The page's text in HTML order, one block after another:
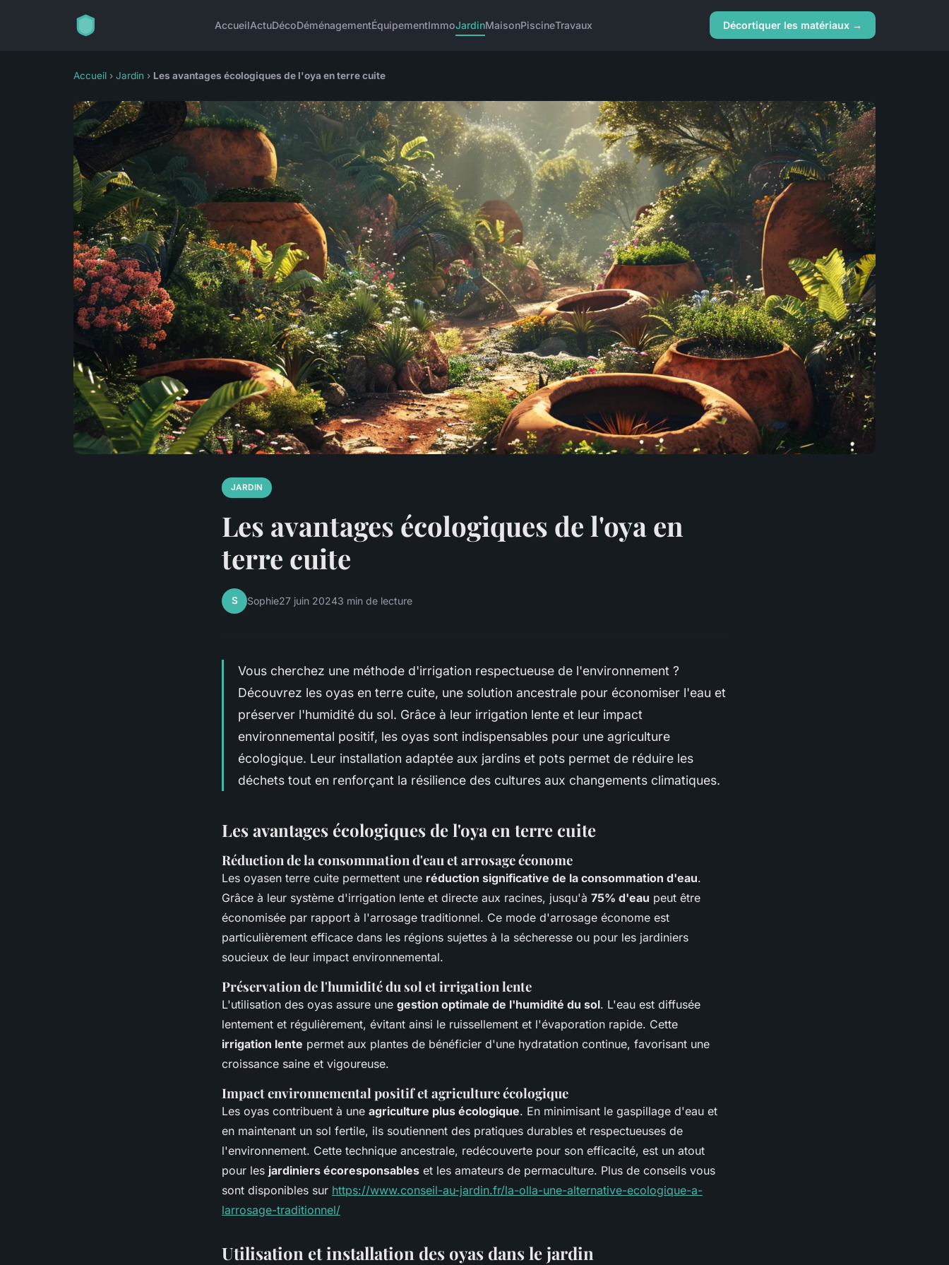
AccueilActuDécoDéménagementÉquipementImmoJardinMaisonPiscineTravaux Décortiquer les matériaux →
Accueil › Jardin › Les avantages écologiques de l'oya en terre cuite
JARDIN
Les avantages écologiques de l'oya en
terre cuite
S Sophie27 juin 20243 min de lecture
Vous cherchez une méthode d'irrigation respectueuse de l'environnement ?
Découvrez les oyas en terre cuite, une solution ancestrale pour économiser l'eau et
préserver l'humidité du sol. Grâce à leur irrigation lente et leur impact
environnemental positif, les oyas sont indispensables pour une agriculture
écologique. Leur installation adaptée aux jardins et pots permet de réduire les
déchets tout en renforçant la résilience des cultures aux changements climatiques.
Les avantages écologiques de l'oya en terre cuite
Réduction de la consommation d'eau et arrosage économe
Les oyasen terre cuite permettent une réduction significative de la consommation d'eau.
Grâce à leur système d'irrigation lente et directe aux racines, jusqu'à 75% d'eau peut être
économisée par rapport à l'arrosage traditionnel. Ce mode d'arrosage économe est
particulièrement efficace dans les régions sujettes à la sécheresse ou pour les jardiniers
soucieux de leur impact environnemental.
Préservation de l'humidité du sol et irrigation lente
L'utilisation des oyas assure une gestion optimale de l'humidité du sol. L'eau est diffusée
lentement et régulièrement, évitant ainsi le ruissellement et l'évaporation rapide. Cette
irrigation lente permet aux plantes de bénéficier d'une hydratation continue, favorisant une
croissance saine et vigoureuse.
Impact environnemental positif et agriculture écologique
Les oyas contribuent à une agriculture plus écologique. En minimisant le gaspillage d'eau et
en maintenant un sol fertile, ils soutiennent des pratiques durables et respectueuses de
l'environnement. Cette technique ancestrale, redécouverte pour son efficacité, est un atout
pour les jardiniers écoresponsables et les amateurs de permaculture. Plus de conseils vous
sont disponibles sur https://www.conseil-au-jardin.fr/la-olla-une-alternative-ecologique-a-
larrosage-traditionnel/
Utilisation et installation des oyas dans le jardin